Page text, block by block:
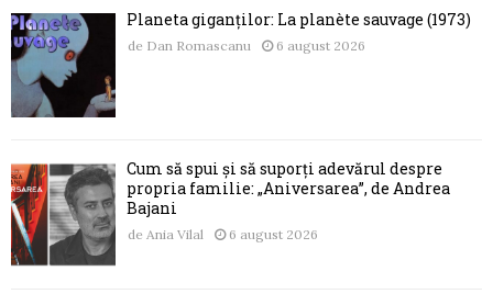
Planeta giganților: La planète sauvage (1973)
de Dan Romascanu 6 august 2026
Cum să spui și să suporți adevărul despre
propria familie: „Aniversarea”, de Andrea
Bajani
de Ania Vilal 6 august 2026